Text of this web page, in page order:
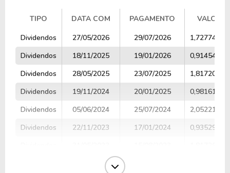
TIPO DATA COM PAGAMENTO
VALOR
TIPO
DATA COM PAGAMENTO VALOR
Dividendos 27/05/2026 29/07/2026
1,72774593
Dividendos
18/11/2025 19/01/2026
0,91454425
Dividendos
28/05/2025 23/07/2025
1,81720224
Dividendos
19/11/2024 20/01/2025
0,98161355
Dividendos
05/06/2024 25/07/2024
2,05221187
Dividendos
22/11/2023 17/01/2024
0,93529318
22/11/2022